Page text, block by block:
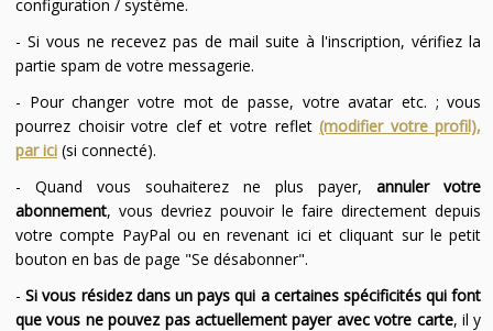
configuration / système.
- Si vous ne recevez pas de mail suite à l'inscription, vérifiez la
partie spam de votre messagerie.
- Pour changer votre mot de passe, votre avatar etc. ; vous
pourrez choisir votre clef et votre reflet(modifier votre profil),
par ici(si connecté).
- Quand vous souhaiterez ne plus payer,annuler votre
abonnement, vous devriez pouvoir le faire directement depuis
votre compte PayPal ou en revenant ici et cliquant sur le petit
bouton en bas de page "Se désabonner".
-Si vous résidez dans un pays qui a certaines spécificités qui font
que vous ne pouvez pas actuellement payer avec votre carte, il y